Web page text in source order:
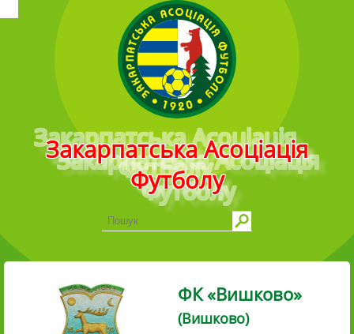
Головне меню
Закарпатська Асоціація
Футболу
ФК «Вишково»
(Вишково)